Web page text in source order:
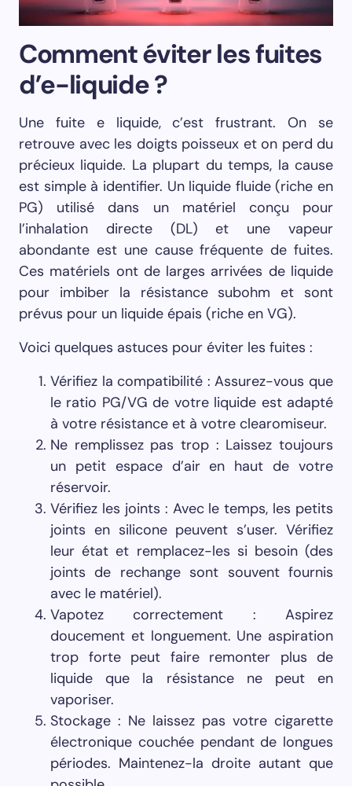
Comment éviter les fuites
d’e-liquide ?
Une fuite e liquide, c’est frustrant. On se
retrouve avec les doigts poisseux et on perd du
précieux liquide. La plupart du temps, la cause
est simple à identifier. Un liquide fluide (riche en
PG) utilisé dans un matériel conçu pour
l’inhalation directe (DL) et une vapeur
abondante est une cause fréquente de fuites.
Ces matériels ont de larges arrivées de liquide
pour imbiber la résistance subohm et sont
prévus pour un liquide épais (riche en VG).
Voici quelques astuces pour éviter les fuites :
Vérifiez la compatibilité : Assurez-vous que
le ratio PG/VG de votre liquide est adapté
à votre résistance et à votre clearomiseur.
Ne remplissez pas trop : Laissez toujours
un petit espace d’air en haut de votre
réservoir.
Vérifiez les joints : Avec le temps, les petits
joints en silicone peuvent s’user. Vérifiez
leur état et remplacez-les si besoin (des
joints de rechange sont souvent fournis
avec le matériel).
Vapotez correctement : Aspirez
doucement et longuement. Une aspiration
trop forte peut faire remonter plus de
liquide que la résistance ne peut en
vaporiser.
Stockage : Ne laissez pas votre cigarette
électronique couchée pendant de longues
périodes. Maintenez-la droite autant que